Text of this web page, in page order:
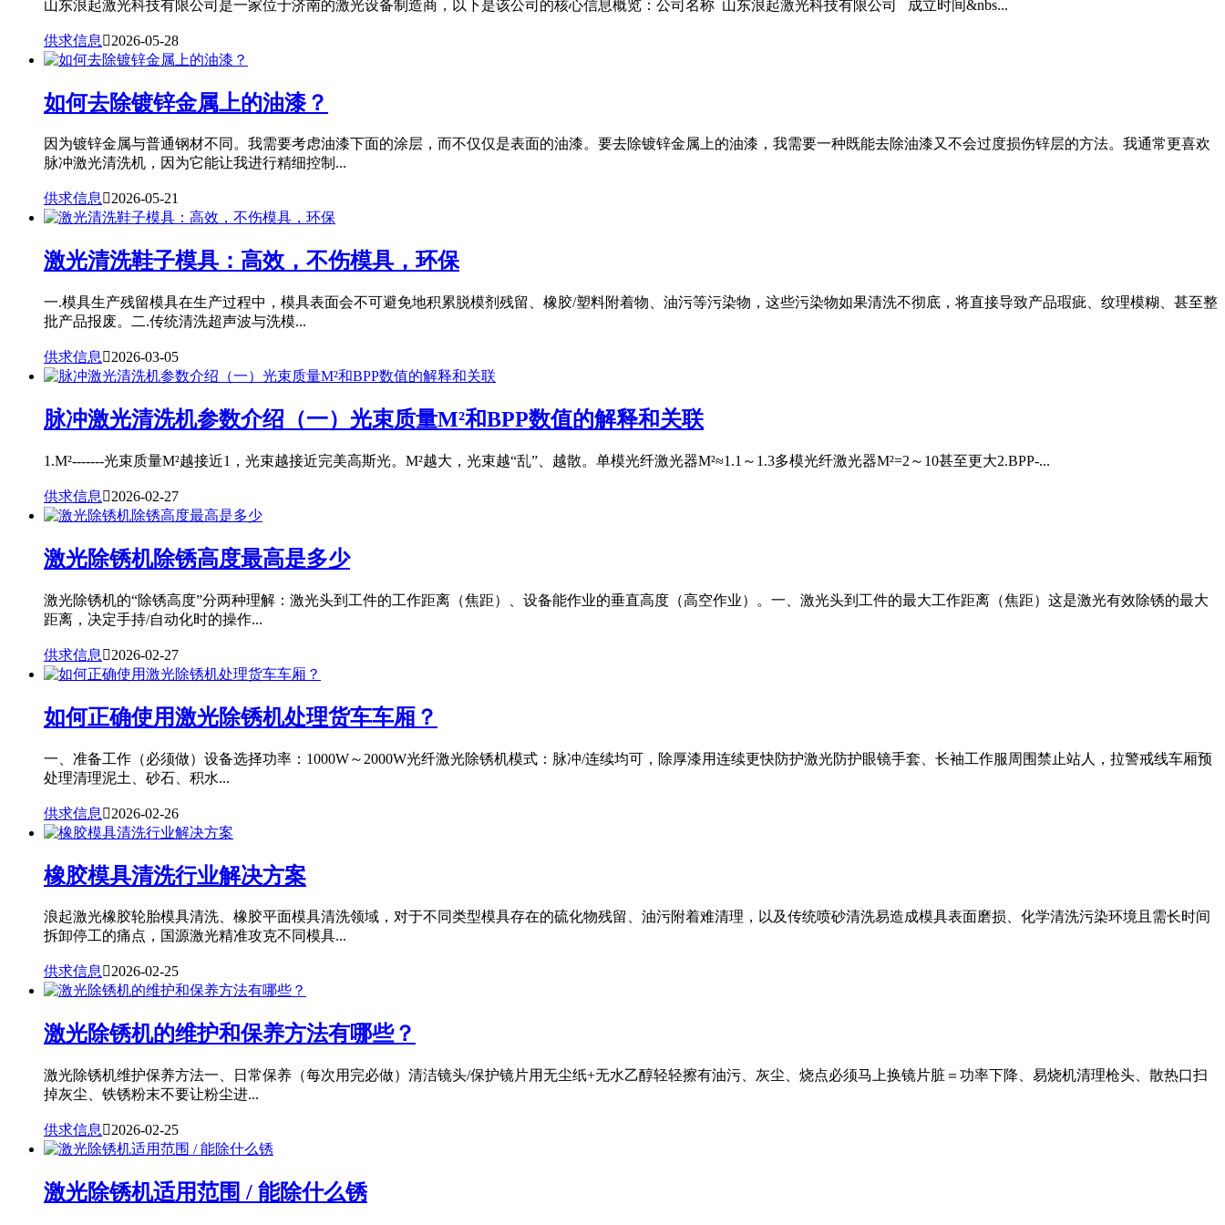
山东浪起激光科技有限公司是一家位于济南的激光设备制造商，以下是该公司的核心信息概览：公司名称 山东浪起激光科技有限公司 成立时间&nbs...
供求信息 2026-05-28
如何去除镀锌金属上的油漆？
因为镀锌金属与普通钢材不同。我需要考虑油漆下面的涂层，而不仅仅是表面的油漆。要去除镀锌金属上的油漆，我需要一种既能去除油漆又不会过度损伤锌层的方法。我通常更喜欢
脉冲激光清洗机，因为它能让我进行精细控制...
供求信息2026-05-21
激光清洗鞋子模具：高效，不伤模具，环保
一.模具生产残留模具在生产过程中，模具表面会不可避免地积累脱模剂残留、橡胶/塑料附着物、油污等污染物，这些污染物如果清洗不彻底，将直接导致产品瑕疵、纹理模糊、甚至整
批产品报废。二.传统清洗超声波与洗模...
供求信息 2026-03-05
脉冲激光清洗机参数介绍（一）光束质量M²和BPP数值的解释和关联
1.M²-------光束质量M²越接近1，光束越接近完美高斯光。M²越大，光束越“乱”、越散。单模光纤激光器M²≈1.1～1.3多模光纤激光器M²=2～10甚至更大2.BPP-...
供求信息 2026-02-27
激光除锈机除锈高度最高是多少
激光除锈机的“除锈高度”分两种理解：激光头到工件的工作距离（焦距）、设备能作业的垂直高度（高空作业）。一、激光头到工件的最大工作距离（焦距）这是激光有效除锈的最大
距离，决定手持/自动化时的操作...
供求信息 2026-02-27
如何正确使用激光除锈机处理货车车厢？
一、准备工作（必须做）设备选择功率：1000W～2000W光纤激光除锈机模式：脉冲/连续均可，除厚漆用连续更快防护激光防护眼镜手套、长袖工作服周围禁止站人，拉警戒线车厢预
处理清理泥土、砂石、积水...
供求信息 2026-02-26
橡胶模具清洗行业解决方案
浪起激光橡胶轮胎模具清洗、橡胶平面模具清洗领域，对于不同类型模具存在的硫化物残留、油污附着难清理，以及传统喷砂清洗易造成模具表面磨损、化学清洗污染环境且需长时间
拆卸停工的痛点，国源激光精准攻克不同模具...
供求信息2026-02-25
激光除锈机的维护和保养方法有哪些？
激光除锈机维护保养方法一、日常保养（每次用完必做）清洁镜头/保护镜片用无尘纸+无水乙醇轻轻擦有油污、灰尘、烧点必须马上换镜片脏＝功率下降、易烧机清理枪头、散热口扫
掉灰尘、铁锈粉末不要让粉尘进...
供求信息 2026-02-25
激光除锈机适用范围 / 能除什么锈